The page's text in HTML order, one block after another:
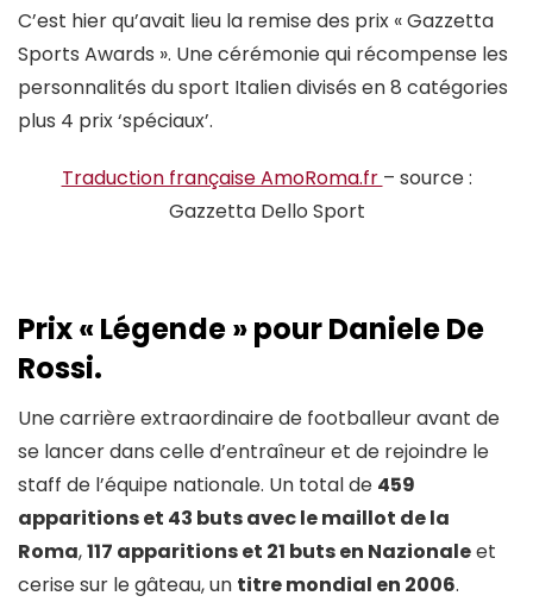
C’est hier qu’avait lieu la remise des prix « Gazzetta
Sports Awards ». Une cérémonie qui récompense les
personnalités du sport Italien divisés en 8 catégories
plus 4 prix ‘spéciaux’.
Traduction française AmoRoma.fr – source :
Gazzetta Dello Sport
Prix « Légende » pour Daniele De
Rossi.
Une carrière extraordinaire de footballeur avant de
se lancer dans celle d’entraîneur et de rejoindre le
staff de l’équipe nationale. Un total de 459
apparitions et 43 buts avec le maillot de la
Roma,117 apparitions et 21 buts en Nazionaleet
cerise sur le gâteau, un titre mondial en 2006.